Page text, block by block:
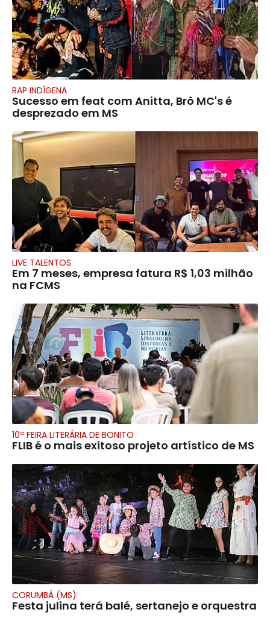
RAP INDÍGENA
Sucesso em feat com Anitta, Brô MC's é
desprezado em MS
LIVE TALENTOS
Em 7 meses, empresa fatura R$ 1,03 milhão
na FCMS
10ª FEIRA LITERÁRIA DE BONITO
FLIB é o mais exitoso projeto artístico de MS
CORUMBÁ (MS)
Festa julina terá balé, sertanejo e orquestra